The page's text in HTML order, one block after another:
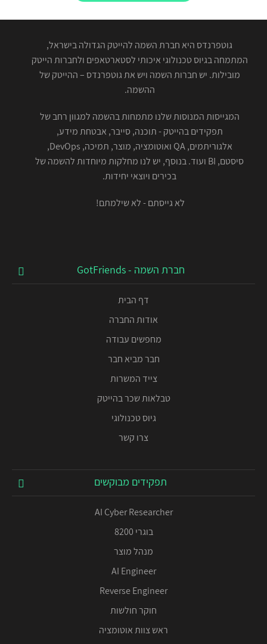
גוטפרנדס היא חברת השמה להייטק הגדולה בישראל,
המתמחה בגיוס טכנולוגי איכותי לסטארטאפים ולחברות הייטק
מובילות. יש חברות השמה ויש את גוטפרנדס – ההייטק של
ההשמה.
המגייסות המנוסות שלנו מתמחות בהשמה למגוון רחב של
תפקידים בהייטק - תוכנה, סייבר, אבטחת מידע,
אלגוריתמים, QA ואוטומציה, מוצר, תמיכה, DevOps,
סיסטם, BI ועוד. בנוסף, יש לנו מחלקות מיוחדות להשמה של
בכירים ויוצאי יחידות.
לא גייסתם - לא שילמתם!
חברת השמה - GotFriends
דף הבית
אודות החברה
מחפשים עבודה
חבר מביא חבר
צייד המשרות
טבלאות שכר בהייטק
גיוס טכנולוגי
צרו קשר
תפקידים מבוקשים
AI Cyber Researcher
בוגרי 8200
מנהל מוצר
AI Engineer
Reverse Engineer
חוקר חולשות
ראש צוות אוטומציה